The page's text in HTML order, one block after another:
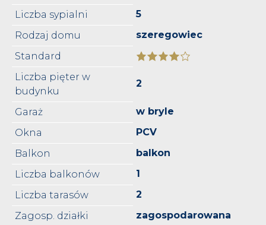
Liczba sypialni
5
Rodzaj domu
szeregowiec
Standard
Liczba pięter w
budynku
2
Garaż
w bryle
Okna
PCV
Balkon
balkon
Liczba balkonów
1
Liczba tarasów
2
Zagosp. działki
zagospodarowana